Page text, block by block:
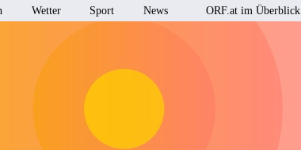
Wetter Sport News ORF.at im Überblick